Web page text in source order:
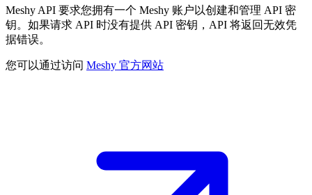
Meshy API 要求您拥有一个 Meshy 账户以创建和管理 API 密
钥。如果请求 API 时没有提供 API 密钥，API 将返回无效凭
据错误。
您可以通过访问 Meshy 官方网站